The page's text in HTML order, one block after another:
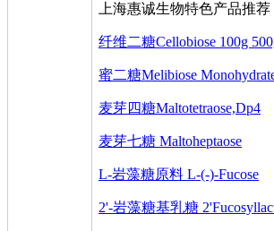
上海惠诚生物特色产品推荐
纤维二糖Cellobiose 100g
蜜二糖Melibiose
麦芽四糖Maltotetraose,Dp4
麦芽七糖 Maltoheptaose
L-岩藻糖原料 L-(-)-Fucose
2'-岩藻糖基乳糖